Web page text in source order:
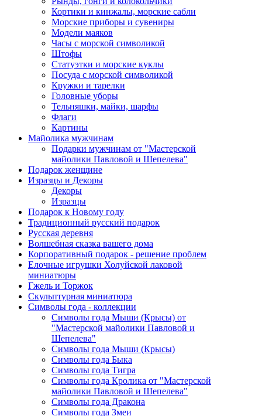
Кортики и кинжалы, морские сабли
Морские приборы и сувениры
Модели маяков
Часы с морской символикой
Штофы
Статуэтки и морские куклы
Посуда с морской символикой
Кружки и тарелки
Головные уборы
Тельняшки, майки, шарфы
Флаги
Картины
Майолика мужчинам
Подарки мужчинам от "Мастерской
майолики Павловой и Шепелева"
Подарок женщине
Изразцы и Декоры
Декоры
Изразцы
Подарок к Новому году
Традиционный русский подарок
Русская деревня
Волшебная сказка вашего дома
Корпоративный подарок - решение проблем
Елочные игрушки Холуйской лаковой
миниатюры
Гжель и Торжок
Скульптурная миниатюра
Символы года - коллекции
Символы года Мыши (Крысы) от
"Мастерской майолики Павловой и
Шепелева"
Символы года Мыши (Крысы)
Символы года Быка
Символы года Тигра
Символы года Кролика от "Мастерской
майолики Павловой и Шепелева"
Символы года Дракона
Символы года Змеи